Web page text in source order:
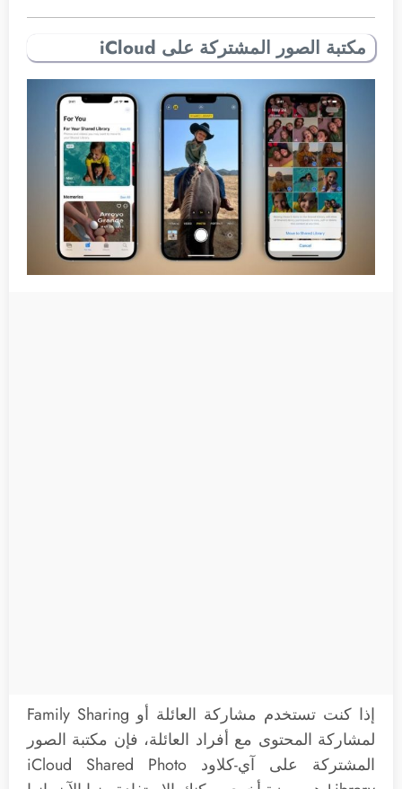
مكتبة الصور المشتركة على iCloud
إذا كنت تستخدم مشاركة العائلة أو Family Sharing
لمشاركة المحتوى مع أفراد العائلة، فإن مكتبة الصور
المشتركة على آي-كلاود iCloud Shared Photo